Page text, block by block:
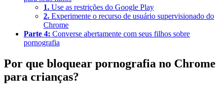
1. Use as restrições do Google Play
2. Experimente o recurso de usuário supervisionado do
Chrome
Parte 4: Converse abertamente com seus filhos sobre
pornografia
Por que bloquear pornografia no Chrome
para crianças?